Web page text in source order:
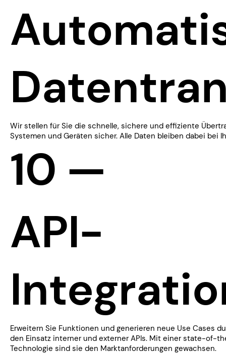
​​Wir stellen für Sie die schnelle, sichere und effiziente
Systemen und Geräten sicher. Alle Daten bleiben dabei bei
10 —
​​Erweitern Sie Funktionen und generieren neue Use Cases
den Einsatz interner und externer APIs. Mit einer state-of-
Technologie sind sie den Marktanforderungen gewachsen.
​​API-